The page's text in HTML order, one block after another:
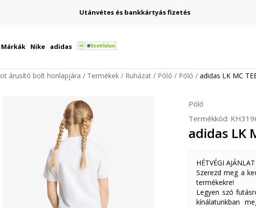
Utánvétes és bankkártyás fizetés
Márkák Nike adidas
árusító bolt honlapjára Termékek Ruházat Póló Póló adidas LK MC
Póló
Termékkód:
adidas LK
HÉTVÉGI AJÁNLAT
Szerezd meg a
termékekre!
Legyen szó
kínálatunkban